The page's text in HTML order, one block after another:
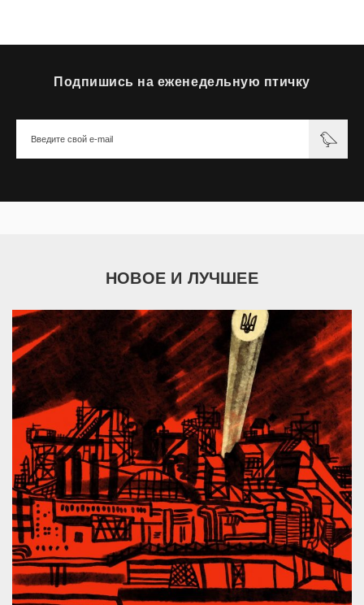
Подпишись на еженедельную птичку
НОВОЕ И ЛУЧШЕЕ